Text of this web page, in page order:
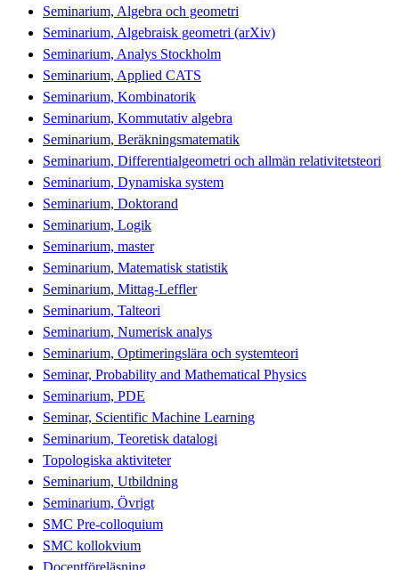
Seminarium, Algebra och geometri
Seminarium, Algebraisk geometri (arXiv)
Seminarium, Analys Stockholm
Seminarium, Applied CATS
Seminarium, Kombinatorik
Seminarium, Kommutativ algebra
Seminarium, Beräkningsmatematik
Seminarium, Differentialgeometri och allmän relativitetsteori
Seminarium, Dynamiska system
Seminarium, Doktorand
Seminarium, Logik
Seminarium, master
Seminarium, Matematisk statistik
Seminarium, Mittag-Leffler
Seminarium, Talteori
Seminarium, Numerisk analys
Seminarium, Optimeringslära och systemteori
Seminar, Probability and Mathematical Physics
Seminarium, PDE
Seminar, Scientific Machine Learning
Seminarium, Teoretisk datalogi
Topologiska aktiviteter
Seminarium, Utbildning
Seminarium, Övrigt
SMC Pre-colloquium
SMC kollokvium
Docentföreläsning